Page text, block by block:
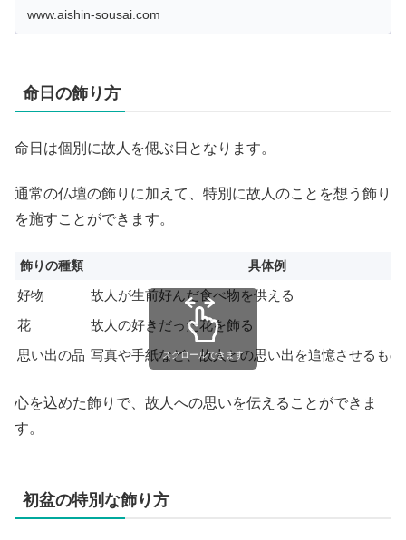
ビスの休業情報までを総合的に網羅し、あなたの疑問をス
www.aishin-sousai.com
命日の飾り方
命日は個別に故人を偲ぶ日となります。
通常の仏壇の飾りに加えて、特別に故人のことを想う飾り
を施すことができます。
飾りの種類 具体例
好物
故人が生前好んだ食べ物を供える
花
故人の好きだった花を飾る
思い出の品 写真や手紙など、故人との思い出を追憶させるも
スクロールできます
心を込めた飾りで、故人への思いを伝えることができま
す。
初盆の特別な飾り方